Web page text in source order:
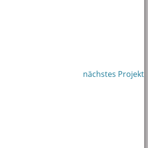
nächstes Projekt